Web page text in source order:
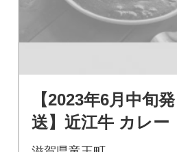
【2023年6月中旬発
送】近江牛 カレー